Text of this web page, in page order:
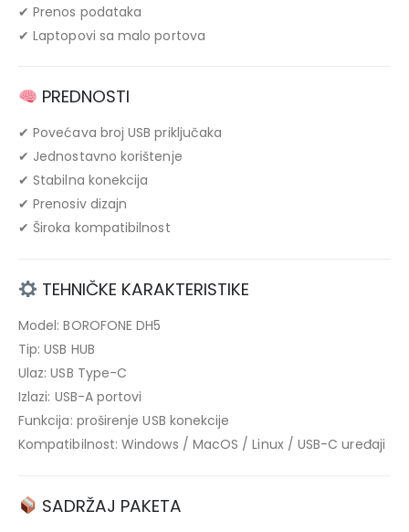
✔ Prenos podataka
✔ Laptopovi sa malo portova
PREDNOSTI
✔ Povećava broj USB priključaka
✔ Jednostavno korištenje
✔ Stabilna konekcija
✔ Prenosiv dizajn
✔ Široka kompatibilnost
TEHNIČKE KARAKTERISTIKE
Model: BOROFONE DH5
Tip: USB HUB
Ulaz: USB Type-C
Izlazi: USB-A portovi
Funkcija: proširenje USB konekcije
Kompatibilnost: Windows / MacOS / Linux / USB-C uređaji
SADRŽAJ PAKETA